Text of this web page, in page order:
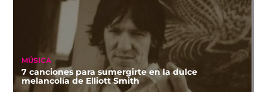
MÚSICA
7 canciones para sumergirte en la dulce
melancolía de Elliott Smith